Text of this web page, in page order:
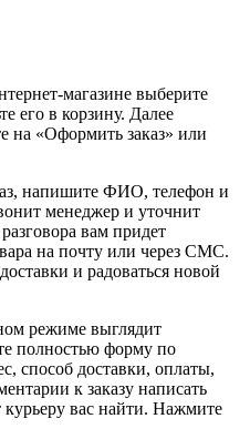
магазине выберите
его в корзину. Далее
на «Оформить заказ» или
напишите ФИО, телефон и
менеджер и уточнит
вам придет
на почту или через СМС.
и радоваться новой
режиме выглядит
полностью форму по
способ доставки, оплаты,
к заказу написать
вас найти. Нажмите